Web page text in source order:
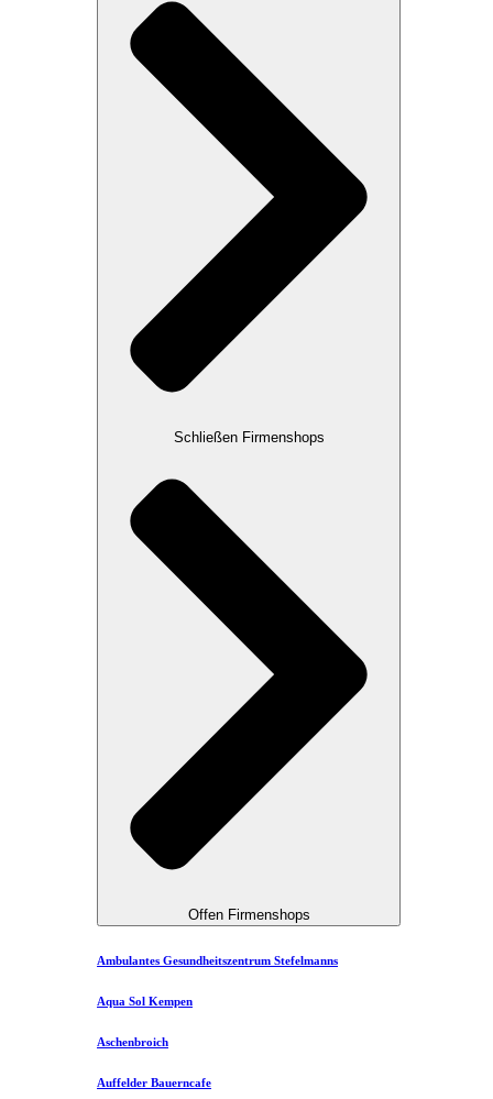
Schließen Firmenshops
Offen Firmenshops
Ambulantes Gesundheitszentrum Stefelmanns
Aqua Sol Kempen
Aschenbroich
Auffelder Bauerncafe